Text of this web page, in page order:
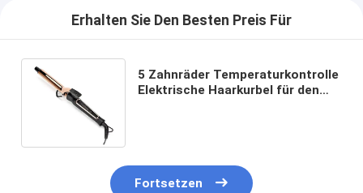
Erhalten Sie Den Besten Preis Für
5 Zahnräder Temperaturkontrolle
Elektrische Haarkurbel für den
Fortsetzen